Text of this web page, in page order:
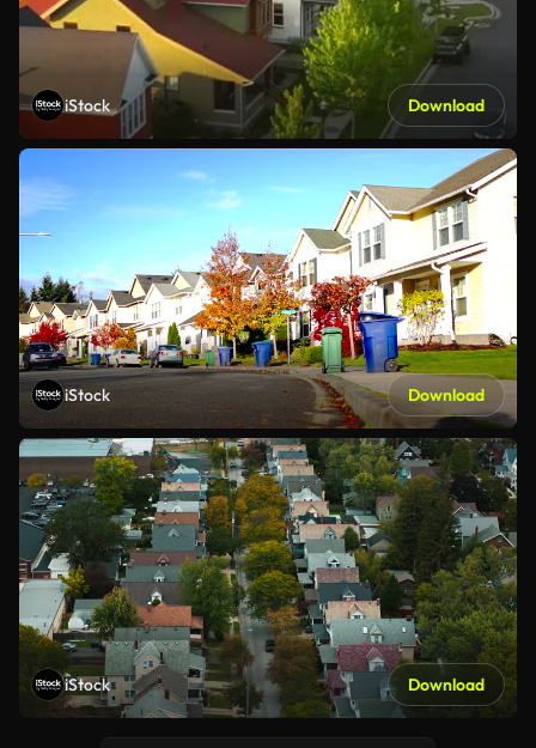
iStock Download
iStock Download
iStock Download